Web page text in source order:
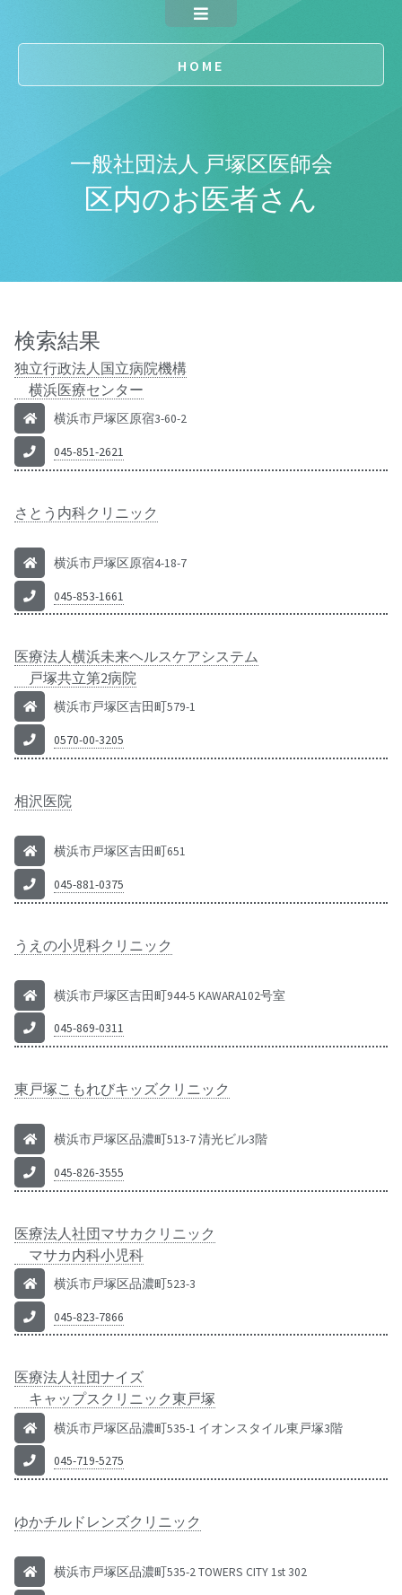
HOME
一般社団法人 戸塚区医師会
区内のお医者さん
検索結果
独立行政法人国立病院機構
横浜医療センター
横浜市戸塚区原宿3-60-2
045-851-2621
さとう内科クリニック
横浜市戸塚区原宿4-18-7
045-853-1661
医療法人横浜未来ヘルスケアシステム
戸塚共立第2病院
横浜市戸塚区吉田町579-1
0570-00-3205
相沢医院
横浜市戸塚区吉田町651
045-881-0375
うえの小児科クリニック
横浜市戸塚区吉田町944-5 KAWARA102号室
045-869-0311
東戸塚こもれびキッズクリニック
横浜市戸塚区品濃町513-7 清光ビル3階
045-826-3555
医療法人社団マサカクリニック
マサカ内科小児科
横浜市戸塚区品濃町523-3
045-823-7866
医療法人社団ナイズ
キャップスクリニック東戸塚
横浜市戸塚区品濃町535-1 イオンスタイル東戸塚3階
045-719-5275
ゆかチルドレンズクリニック
横浜市戸塚区品濃町535-2 TOWERS CITY 1st 302